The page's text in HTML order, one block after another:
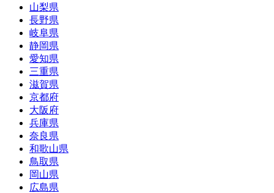
山梨県
長野県
岐阜県
静岡県
愛知県
三重県
滋賀県
京都府
大阪府
兵庫県
奈良県
和歌山県
鳥取県
岡山県
広島県